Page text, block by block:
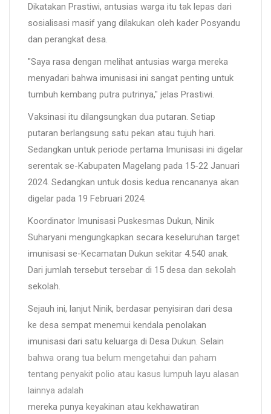
Dikatakan Prastiwi, antusias warga itu tak lepas dari
sosialisasi masif yang dilakukan oleh kader Posyandu
dan perangkat desa.
"Saya rasa dengan melihat antusias warga mereka
menyadari bahwa imunisasi ini sangat penting untuk
tumbuh kembang putra putrinya," jelas Prastiwi.
Vaksinasi itu dilangsungkan dua putaran. Setiap
putaran berlangsung satu pekan atau tujuh hari.
Sedangkan untuk periode pertama Imunisasi ini digelar
serentak se-Kabupaten Magelang pada 15-22 Januari
2024. Sedangkan untuk dosis kedua rencananya akan
digelar pada 19 Februari 2024.
Koordinator Imunisasi Puskesmas Dukun, Ninik
Suharyani mengungkapkan secara keseluruhan target
imunisasi se-Kecamatan Dukun sekitar 4.540 anak.
Dari jumlah tersebut tersebar di 15 desa dan sekolah
sekolah.
Sejauh ini, lanjut Ninik, berdasar penyisiran dari desa
ke desa sempat menemui kendala penolakan
imunisasi dari satu keluarga di Desa Dukun. Selain
bahwa orang tua belum mengetahui dan paham
tentang penyakit polio atau kasus lumpuh layu alasan
lainnya adalah
mereka punya keyakinan atau kekhawatiran